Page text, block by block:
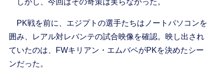
しかし、今回はその奇策は実らなかった。
PK戦を前に、エジプトの選手たちはノートパソコンを
囲み、レアル対レバンテの試合映像を確認。映し出され
ていたのは、FWキリアン・エムバペがPKを決めたシー
ンだった。